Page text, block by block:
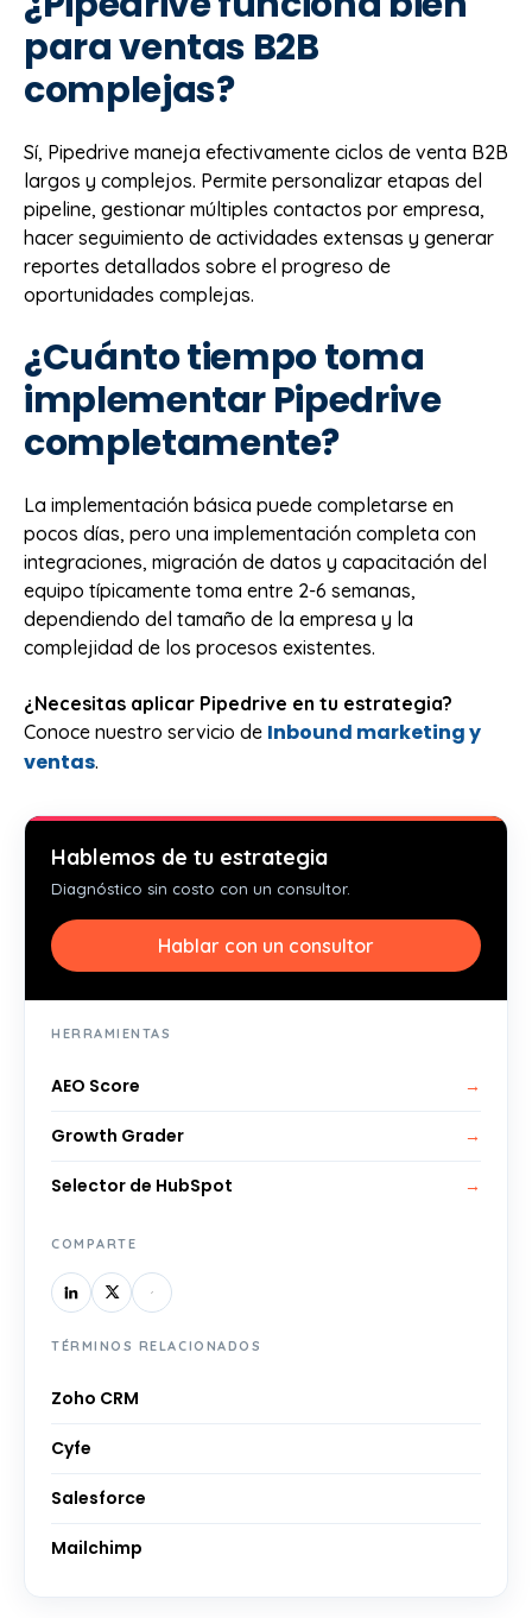
para ventas B2B
complejas?
Sí, Pipedrive maneja efectivamente ciclos de venta B2B
largos y complejos. Permite personalizar etapas del
pipeline, gestionar múltiples contactos por empresa,
hacer seguimiento de actividades extensas y generar
reportes detallados sobre el progreso de
oportunidades complejas.
¿Cuánto tiempo toma
implementar Pipedrive
completamente?
La implementación básica puede completarse en
pocos días, pero una implementación completa con
integraciones, migración de datos y capacitación del
equipo típicamente toma entre 2-6 semanas,
dependiendo del tamaño de la empresa y la
complejidad de los procesos existentes.
¿Necesitas aplicar Pipedrive en tu estrategia?
Conoce nuestro servicio de Inbound marketing y
ventas.
Hablemos de tu estrategia
Diagnóstico sin costo con un consultor.
Hablar con un consultor
HERRAMIENTAS
AEO Score →
Growth Grader →
Selector de HubSpot →
COMPARTE
TÉRMINOS RELACIONADOS
Zoho CRM
Cyfe
Salesforce
Mailchimp